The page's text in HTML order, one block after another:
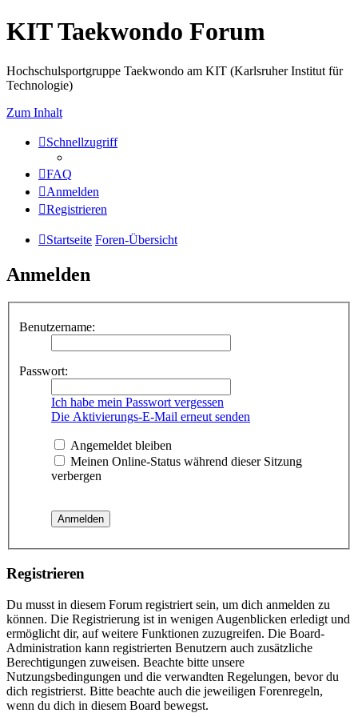
KIT Taekwondo Forum
Hochschulsportgruppe Taekwondo am KIT (Karlsruher Institut für
Technologie)
Zum Inhalt
Schnellzugriff
FAQ
Anmelden
Registrieren
Startseite Foren-Übersicht
Anmelden
Benutzername:
Passwort:
Ich habe mein Passwort vergessen
Die Aktivierungs-E-Mail erneut senden
Angemeldet bleiben
Meinen Online-Status während dieser Sitzung
verbergen
Registrieren
Du musst in diesem Forum registriert sein, um dich anmelden zu
können. Die Registrierung ist in wenigen Augenblicken erledigt und
ermöglicht dir, auf weitere Funktionen zuzugreifen. Die Board-
Administration kann registrierten Benutzern auch zusätzliche
Berechtigungen zuweisen. Beachte bitte unsere
Nutzungsbedingungen und die verwandten Regelungen, bevor du
dich registrierst. Bitte beachte auch die jeweiligen Forenregeln,
wenn du dich in diesem Board bewegst.